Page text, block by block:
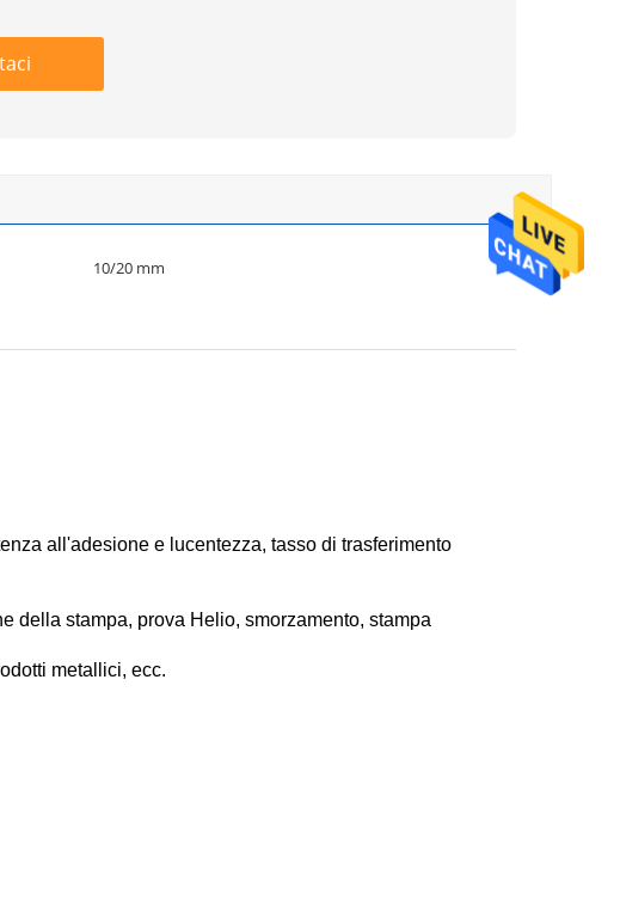
10/20 mm
all'adesione e lucentezza, tasso di trasferimento
della stampa, prova Helio, smorzamento, stampa
metallici, ecc.